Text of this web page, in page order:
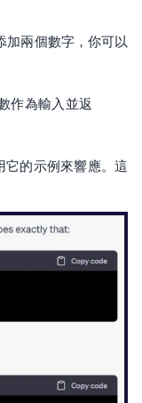
加兩個數字，你可以
作為輸入並返
它的示例來響應。這